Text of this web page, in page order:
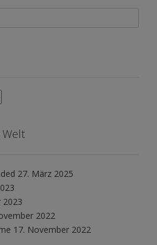
Welt
27. März 2025
2023
2022
17. November 2022